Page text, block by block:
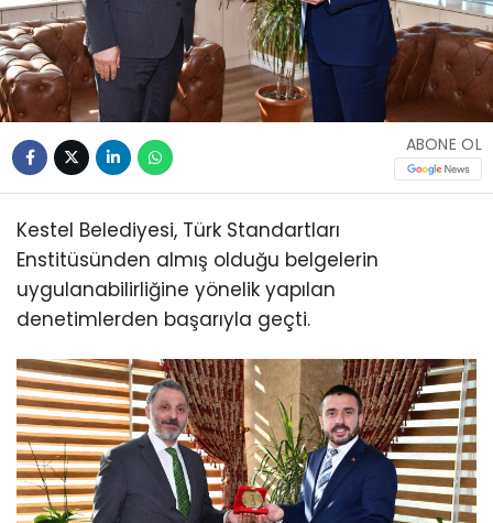
ABONE OL
Kestel Belediyesi, Türk Standartları
Enstitüsünden almış olduğu belgelerin
uygulanabilirliğine yönelik yapılan
denetimlerden başarıyla geçti.